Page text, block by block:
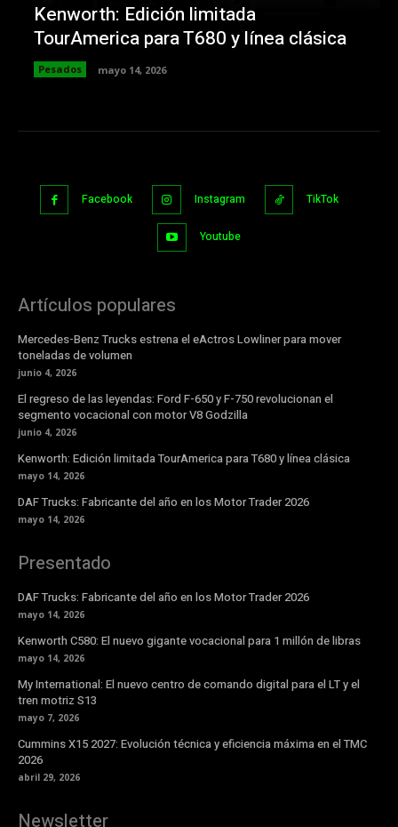
Kenworth: Edición limitada
TourAmerica para T680 y línea clásica
Pesados mayo 14, 2026
Facebook Instagram TikTok
Youtube
Artículos populares
Mercedes-Benz Trucks estrena el eActros Lowliner para mover
toneladas de volumen
junio 4, 2026
El regreso de las leyendas: Ford F-650 y F-750 revolucionan el
segmento vocacional con motor V8 Godzilla
junio 4, 2026
Kenworth: Edición limitada TourAmerica para T680 y línea clásica
mayo 14, 2026
DAF Trucks: Fabricante del año en los Motor Trader 2026
mayo 14, 2026
Presentado
DAF Trucks: Fabricante del año en los Motor Trader 2026
mayo 14, 2026
Kenworth C580: El nuevo gigante vocacional para 1 millón de libras
mayo 14, 2026
My International: El nuevo centro de comando digital para el LT y el
tren motriz S13
mayo 7, 2026
Cummins X15 2027: Evolución técnica y eficiencia máxima en el TMC
2026
abril 29, 2026
Newsletter